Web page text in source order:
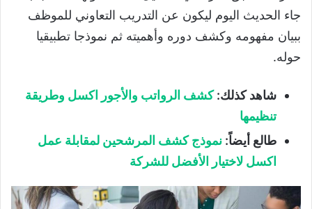
جاء الحديث اليوم ليكون عن التدريب التعاوني للموظف
ببيان مفهومه وكشف دوره وأهميته ثم نموذجا تطبيقيا
حوله.
شاهد كذلك:كشف الرواتب والأجور اكسل وطريقة
تنظيمها
طالع أيضاً: نموذج كشف المرشحين لمقابلة عمل
اكسل لاختيار الأفضل للشركة